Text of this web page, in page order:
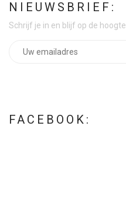
NIEUWSBRIEF:
Schrijf je in en blijf op de hoogte.
FACEBOOK: